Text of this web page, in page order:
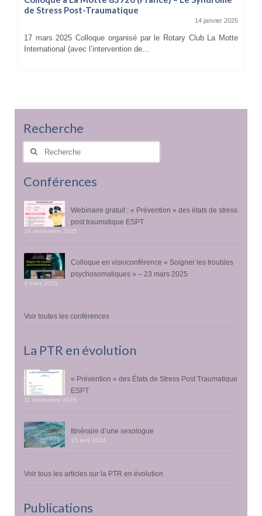
de Stress Post-Traumatique
14 janvier 2025
17 mars 2025 Colloque organisé par le Rotary Club La Motte
International (avec l’intervention de...
Recherche
Rechercher
Conférences
Webinaire gratuit : « Prévention » des états de stress
post traumatique ESPT
16 septembre 2025
Colloque en visioconférence « Soigner les troubles
psychosomatiques » – 23 mars 2025
3 mars 2025
Voir toutes les conférences
La PTR en évolution
« Prévention » des États de Stress Post Traumatique
ESPT
11 septembre 2025
Itinéraire d’une sexologue
15 avril 2024
Voir tous les articles sur la PTR en évolution
Publications